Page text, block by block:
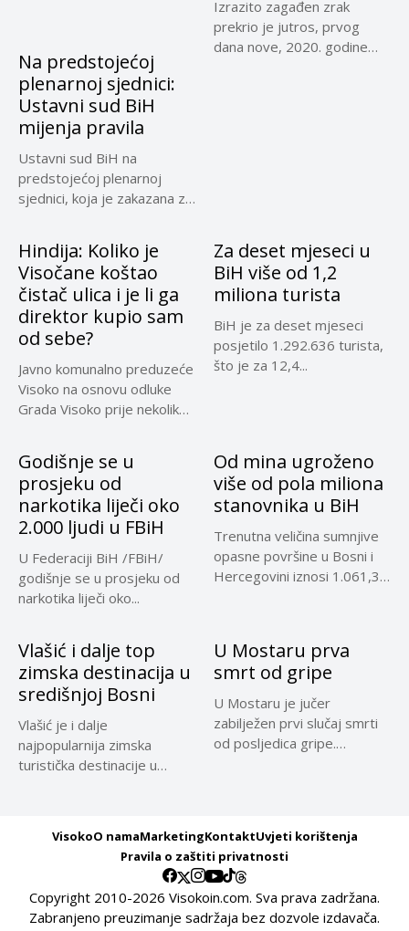
Na predstojećoj
plenarnoj sjednici:
Ustavni sud BiH
mijenja pravila
Ustavni sud BiH na
predstojećoj plenarnoj
sjednici, koja je zakazana za
Izrazito zagađen zrak
prekrio je jutros, prvog
dana nove, 2020. godine
Hindija: Koliko je
Visočane koštao
čistač ulica i je li ga
direktor kupio sam
od sebe?
Javno komunalno preduzeće
Visoko na osnovu odluke
Grada Visoko prije nekoliko
Za deset mjeseci u
BiH više od 1,2
miliona turista
BiH je za deset mjeseci
posjetilo 1.292.636 turista,
što je za 12,4...
Godišnje se u
prosjeku od
narkotika liječi oko
2.000 ljudi u FBiH
U Federaciji BiH /FBiH/
godišnje se u prosjeku od
narkotika liječi oko...
Od mina ugroženo
više od pola miliona
stanovnika u BiH
Trenutna veličina sumnjive
opasne površine u Bosni i
Hercegovini iznosi 1.061,32
Vlašić i dalje top
zimska destinacija u
središnjoj Bosni
Vlašić je i dalje
najpopularnija zimska
turistička destinacije u
U Mostaru prva
smrt od gripe
U Mostaru je jučer
zabilježen prvi slučaj smrti
od posljedica gripe.
VisokoO namaMarketingKontaktUvjeti korištenja
Pravila o zaštiti privatnosti
Copyright 2010-2026 Visokoin.com. Sva prava zadržana.
Zabranjeno preuzimanje sadržaja bez dozvole izdavača.